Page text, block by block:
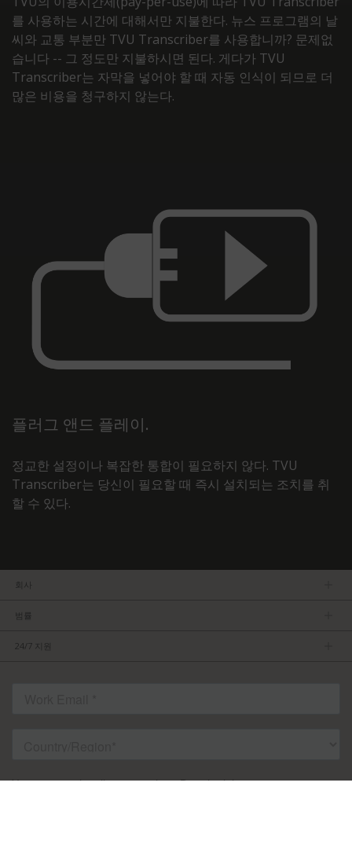
를 사용하는 시간에 대해서만 지불한다. 뉴스 프로그램의 날
씨와 교통 부분만 TVU Transcriber를 사용합니까? 문제없
습니다 -- 그 정도만 지불하시면 된다. 게다가 TVU
Transcriber는 자막을 넣어야 할 때 자동 인식이 되므로 더
많은 비용을 청구하지 않는다.
플러그 앤드 플레이.
정교한 설정이나 복잡한 통합이 필요하지 않다. TVU
Transcriber는 당신이 필요할 때 즉시 설치되는 조치를 취
할 수 있다.
회사
채용 정보
범률
24/7 지원